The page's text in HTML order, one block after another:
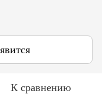
К сравнению